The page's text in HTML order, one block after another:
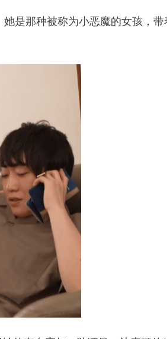
是那种被称为小恶魔的女孩，